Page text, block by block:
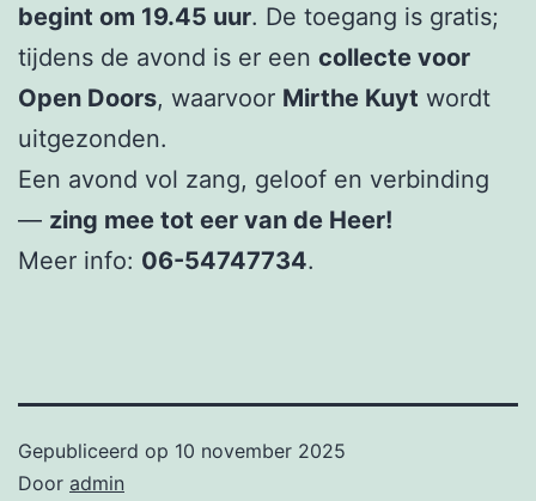
begint om 19.45 uur. De toegang is gratis;
tijdens de avond is er een collecte voor
Open Doors, waarvoor Mirthe Kuyt wordt
uitgezonden.
Een avond vol zang, geloof en verbinding
— zing mee tot eer van de Heer!
Meer info: 06-54747734.
Gepubliceerd op 10 november 2025
Door admin